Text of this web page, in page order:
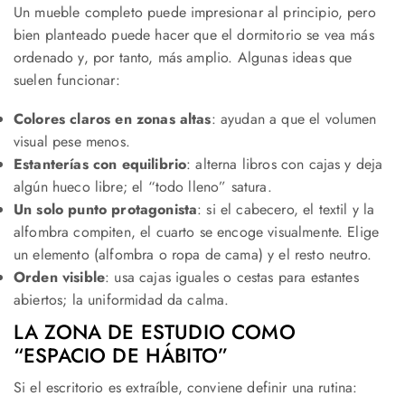
Un mueble completo puede impresionar al principio, pero
bien planteado puede hacer que el dormitorio se vea más
ordenado y, por tanto, más amplio. Algunas ideas que
suelen funcionar:
Colores claros en zonas altas: ayudan a que el volumen
visual pese menos.
Estanterías con equilibrio: alterna libros con cajas y deja
algún hueco libre; el “todo lleno” satura.
Un solo punto protagonista: si el cabecero, el textil y la
alfombra compiten, el cuarto se encoge visualmente. Elige
un elemento (alfombra o ropa de cama) y el resto neutro.
Orden visible: usa cajas iguales o cestas para estantes
abiertos; la uniformidad da calma.
LA ZONA DE ESTUDIO COMO
“ESPACIO DE HÁBITO”
Si el escritorio es extraíble, conviene definir una rutina: